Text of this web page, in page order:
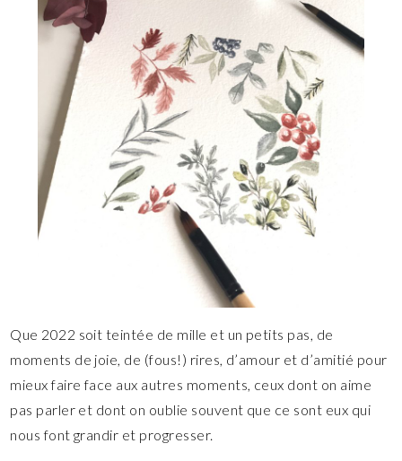
Que 2022 soit teintée de mille et un petits pas, de
moments de joie, de (fous!) rires, d’amour et d’amitié pour
mieux faire face aux autres moments, ceux dont on aime
pas parler et dont on oublie souvent que ce sont eux qui
nous font grandir et progresser.